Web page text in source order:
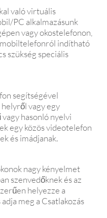
való virtuális
PC alkalmazásunk
vagy okostelefonon,
indítható
szükség speciális
segítségével
vagy egy
hasonló nyelvi
egy közös videotelefon
és imádjanak.
nagy kényelmet
szenvedőknek és az
helyezze a
meg a Csatlakozás